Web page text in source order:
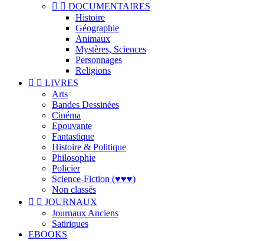
  DOCUMENTAIRES
Histoire
Géographie
Animaux
Mystères, Sciences
Personnages
Religions
  LIVRES
Arts
Bandes Dessinées
Cinéma
Epouvante
Fantastique
Histoire & Politique
Philosophie
Policier
Science-Fiction (♥♥♥)
Non classés
  JOURNAUX
Journaux Anciens
Satiriques
EBOOKS